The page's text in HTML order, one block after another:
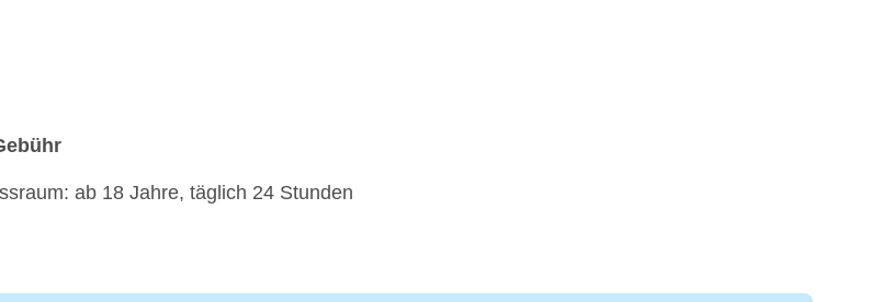
ab 18 Jahre, täglich 24 Stunden